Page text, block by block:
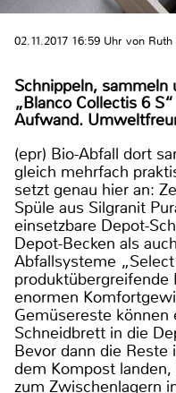
02.11.2017 16:59 Uhr von
Schnippeln,
„Blanco Collectis 6
Aufwand.
(epr) Bio-Abfall dort
gleich mehrfach
setzt genau hier an:
Spüle aus Silgranit
einsetzbare Depot-
Depot-Becken als
Abfallsysteme
enormen
Gemüsereste
Schneidbrett in die
Bevor dann die Reste
dem Kompost
zum Zwischenlagern